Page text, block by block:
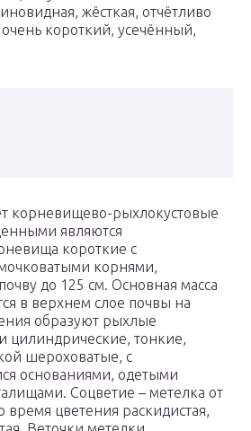
жёсткая, отчётливо
короткий, усечённый,
корневищево-рыхлокустовые
являются
короткие с
корнями,
до 125 см. Основная масса
в верхнем слое почвы на
образуют рыхлые
цилиндрические, тонкие,
шероховатые, с
основаниями, одетыми
Соцветие – метелка от
цветения раскидистая,